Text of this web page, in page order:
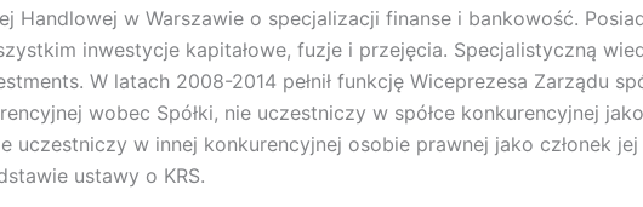
Handlowej w Warszawie o specjalizacji finanse i bankowość.
inwestycje kapitałowe, fuzje i przejęcia. Specjalistyczną
W latach 2008-2014 pełnił funkcję Wiceprezesa Zarządu
wobec Spółki, nie uczestniczy w spółce konkurencyjnej
uczestniczy w innej konkurencyjnej osobie prawnej jako członek
ustawy o KRS.